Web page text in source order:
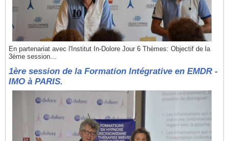
En partenariat avec l'Institut In-Dolore Jour 6 Thèmes: Objectif de la
3ème session...
1ère session de la Formation Intégrative en EMDR -
IMO à PARIS.